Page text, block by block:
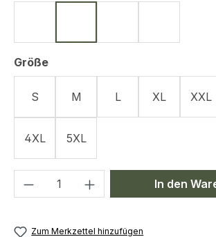
Größeauswählen
S M L XL XXL
4XL 5XL
Produkt Anzahl: Gib den
In den
Zum Merkzettel hinzufügen